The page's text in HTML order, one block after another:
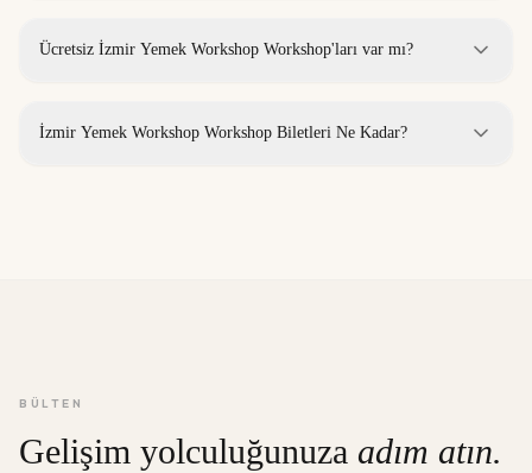
Ücretsiz İzmir Yemek Workshop Workshop'ları var mı?
İzmir Yemek Workshop Workshop Biletleri Ne Kadar?
BÜLTEN
Gelişim yolculuğunuza adım atın.